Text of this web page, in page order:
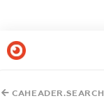
CAHEADER.SEARCH